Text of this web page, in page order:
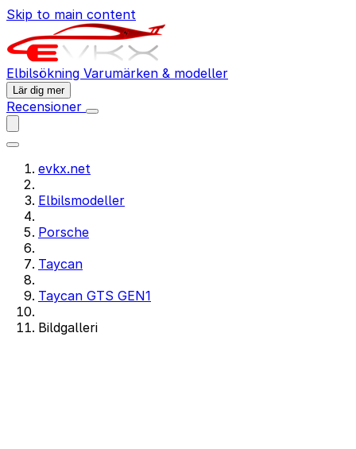
Skip to main content
Elbilsökning Varumärken & modeller
Lär dig mer
Recensioner
evkx.net
Elbilsmodeller
Porsche
Taycan
Taycan GTS GEN1
Bildgalleri